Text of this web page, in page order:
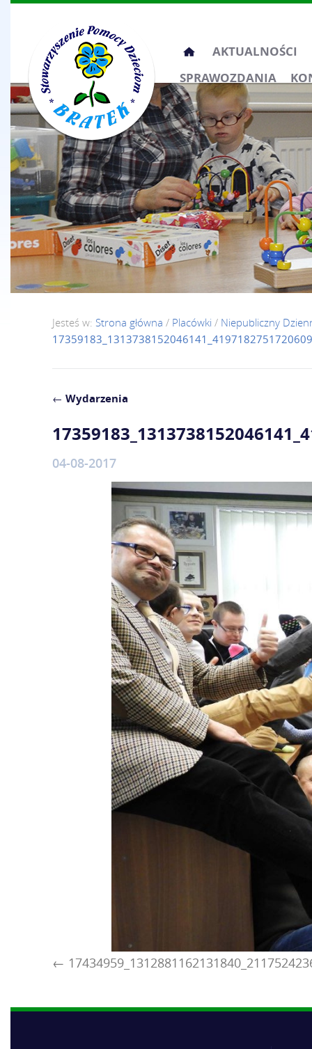
Przeskocz
do
treści
AKTUALNOŚCI
SPRAWOZDANIA
Jesteś w: Strona główna / Placówki / Niepubliczny
← Wydarzenia
04-08-2017